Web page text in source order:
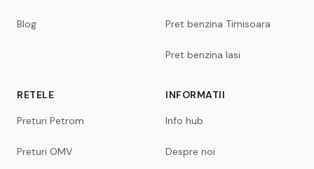
Blog Pret benzina Timisoara
Pret benzina Iasi
RETELE
Preturi Petrom
Preturi OMV
INFORMATII
Info hub
Despre noi